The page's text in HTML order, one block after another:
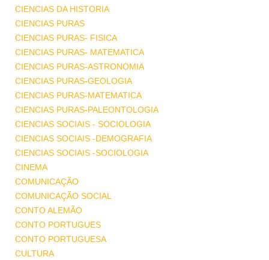
CIENCIAS DA HISTORIA
CIENCIAS PURAS
CIENCIAS PURAS- FISICA
CIENCIAS PURAS- MATEMATICA
CIENCIAS PURAS-ASTRONOMIA
CIENCIAS PURAS-GEOLOGIA
CIENCIAS PURAS-MATEMATICA
CIENCIAS PURAS-PALEONTOLOGIA
CIENCIAS SOCIAIS - SOCIOLOGIA
CIENCIAS SOCIAIS -DEMOGRAFIA
CIENCIAS SOCIAIS -SOCIOLOGIA
CINEMA
COMUNICAÇÃO
COMUNICAÇÃO SOCIAL
CONTO ALEMÃO
CONTO PORTUGUES
CONTO PORTUGUESA
CULTURA